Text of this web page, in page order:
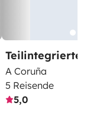
A Coruña
5 Reisende
5,0